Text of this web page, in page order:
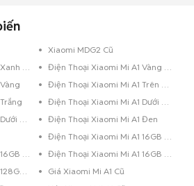
Xiaomi MDG2 Cũ
Điện Thoại Xiaomi Mi A1 Xanh Dương
Điện Thoại Xiaomi Mi A1 Vàng Hồng
Điện Thoại Xiaomi Mi A1 Trên 256GB Đỏ
Điện Thoại Xiaomi Mi A1 Dưới 8GB Đen Bóng
Điện Thoại Xiaomi Mi A1 Dưới 8GB Đen
Điện Thoại Xiaomi Mi A1 Đen
Điện Thoại Xiaomi Mi A1 16GB Vàng
Điện Thoại Xiaomi Mi A1 16GB Trắng
Điện Thoại Xiaomi Mi A1 16GB Đen
Điện Thoại Xiaomi Mi A1 128GB Đen
Giá Xiaomi Mi A1 Cũ